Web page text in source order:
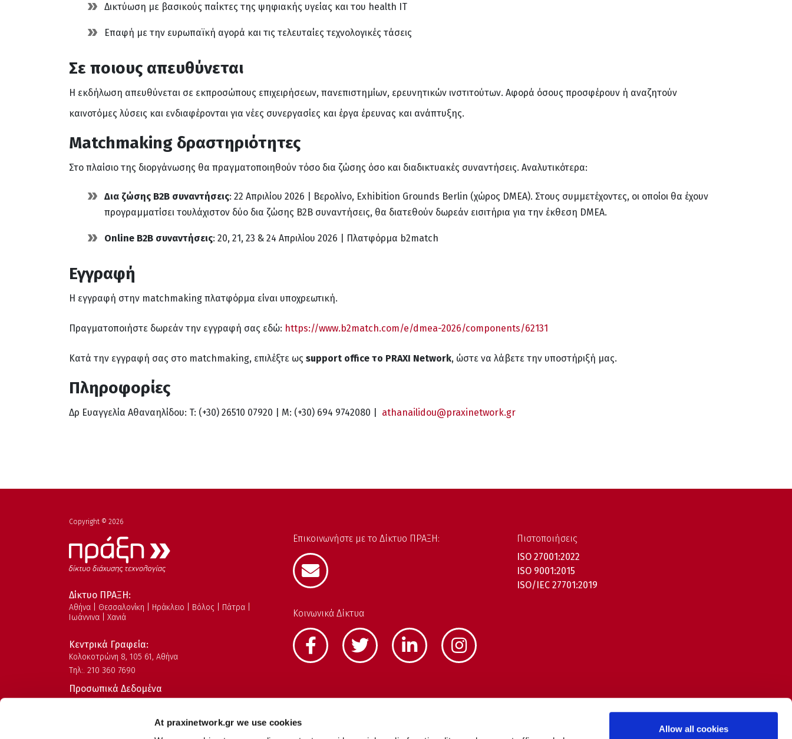
At praxinetwork.gr we use cookies
Allow all cookies
Δικτύωση με βασικούς παίκτες της ψηφιακής υγείας και του health IT
Επαφή με την ευρωπαϊκή αγορά και τις τελευταίες τεχνολογικές τάσεις
Σε ποιους απευθύνεται
Η εκδήλωση απευθύνεται σε εκπροσώπους επιχειρήσεων, πανεπιστημίων, ερευνητικών ινστιτούτων. Αφορά όσους προσφέρουν ή αναζητούν
καινοτόμες λύσεις και ενδιαφέρονται για νέες συνεργασίες και έργα έρευνας και ανάπτυξης.
Matchmaking δραστηριότητες
Στο πλαίσιο της διοργάνωσης θα πραγματοποιηθούν τόσο δια ζώσης όσο και διαδικτυακές συναντήσεις. Αναλυτικότερα:
Δια ζώσης B2B συναντήσεις: 22 Απριλίου 2026 | Βερολίνο, Exhibition Grounds Berlin (χώρος DMEA). Στους συμμετέχοντες, οι οποίοι θα έχουν
προγραμματίσει τουλάχιστον δύο δια ζώσης B2B συναντήσεις, θα διατεθούν δωρεάν εισιτήρια για την έκθεση DMEA.
Online B2B συναντήσεις: 20, 21, 23 & 24 Απριλίου 2026 | Πλατφόρμα b2match
Εγγραφή
Η εγγραφή στην matchmaking πλατφόρμα είναι υποχρεωτική.
Πραγματοποιήστε δωρεάν την εγγραφή σας εδώ: https://www.b2match.com/e/dmea-2026/components/62131
Κατά την εγγραφή σας στο matchmaking, επιλέξτε ως support office το PRAXI Network, ώστε να λάβετε την υποστήριξή μας.
Πληροφορίες
Δρ Ευαγγελία Αθαναηλίδου: T: (+30) 26510 07920 | M: (+30) 694 9742080 | athanailidou@praxinetwork.gr
Copyright © 2026
Δίκτυο ΠΡΑΞΗ:
Αθήνα | Θεσσαλονίκη | Ηράκλειο | Βόλος | Πάτρα |
Ιωάννινα | Χανιά
Κεντρικά Γραφεία:
Kολοκοτρώνη 8, 105 61, Αθήνα
Τηλ:. 210 360 7690
Προσωπικά Δεδομένα
Πολιτική Ασφάλειας Πληροφοριών
Επικοινωνήστε με το Δίκτυο ΠΡΑΞΗ:
Κοινωνικά Δίκτυα
Πιστοποιήσεις
ISO 27001:2022
ISO 9001:2015
ISO/IEC 27701:2019